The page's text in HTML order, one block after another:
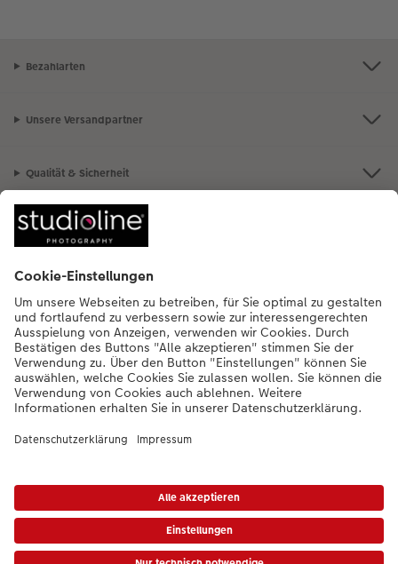
Bezahlarten
Unsere Versandpartner
Qualität & Sicherheit
Nachhaltigkeit bei CEWE
Mein Fotoservice
Informationen
Sortiment
Inspirationen
Bei Fragen zu Produkten oder der Bestellung können Sie uns gern anrufen:
0441 18131901Mo. bis Sa.: 8:00 – 20:00 Uhr und So.: 10:00 – 18:00 Uhr
*Die Preise gelten inkl. MwSt. zzgl. Versandkosten gem.PreislisteDas abgebildete